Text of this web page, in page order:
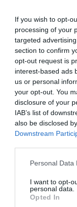
If you wish to opt-
processing of your
targeted
section to confirm
opt-out request is
interest-based ads
us or personal
your opt-out. You
disclosure of your
IAB’s list of
also be disclosed
Downstream
Please note that
not limited to your
grant or deny
use your data for
Personal Data
I want to opt-
personal data.
Opted In
Eger SE
felkészülés
– A profi
felkészülés,
országban
Ez tanítottam
valószínűleg a
nem voltak
Nos most
heti 10
magamban,
abban hogy